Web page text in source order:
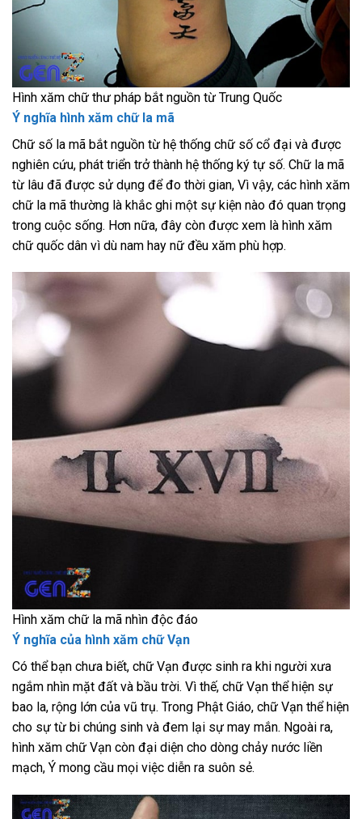
Hình xăm chữ thư pháp bắt nguồn từ Trung Quốc
Ý nghĩa hình xăm chữ la mã
Chữ số la mã bắt nguồn từ hệ thống chữ số cổ đại và được
nghiên cứu, phát triển trở thành hệ thống ký tự số. Chữ la mã
từ lâu đã được sử dụng để đo thời gian, Vì vậy, các hình xăm
chữ la mã thường là khắc ghi một sự kiện nào đó quan trọng
trong cuộc sống. Hơn nữa, đây còn được xem là hình xăm
chữ quốc dân vì dù nam hay nữ đều xăm phù hợp.
Hình xăm chữ la mã nhìn độc đáo
Ý nghĩa của hình xăm chữ Vạn
Có thể bạn chưa biết, chữ Vạn được sinh ra khi người xưa
ngắm nhìn mặt đất và bầu trời. Vì thế, chữ Vạn thể hiện sự
bao la, rộng lớn của vũ trụ. Trong Phật Giáo, chữ Vạn thể hiện
cho sự từ bi chúng sinh và đem lại sự may mắn. Ngoài ra,
hình xăm chữ Vạn còn đại diện cho dòng chảy nước liền
mạch, Ý mong cầu mọi việc diễn ra suôn sẻ.